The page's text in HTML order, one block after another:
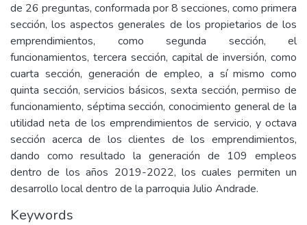
de 26 preguntas, conformada por 8 secciones, como primera
sección, los aspectos generales de los propietarios de los
emprendimientos, como segunda sección, el
funcionamientos, tercera sección, capital de inversión, como
cuarta sección, generación de empleo, a sí mismo como
quinta sección, servicios básicos, sexta sección, permiso de
funcionamiento, séptima sección, conocimiento general de la
utilidad neta de los emprendimientos de servicio, y octava
sección acerca de los clientes de los emprendimientos,
dando como resultado la generación de 109 empleos
dentro de los años 2019-2022, los cuales permiten un
desarrollo local dentro de la parroquia Julio Andrade.
Keywords